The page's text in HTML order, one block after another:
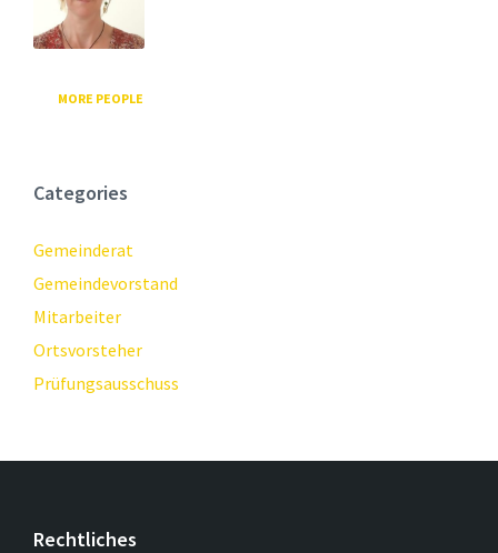
MORE PEOPLE
Categories
Gemeinderat
Gemeindevorstand
Mitarbeiter
Ortsvorsteher
Prüfungsausschuss
Rechtliches